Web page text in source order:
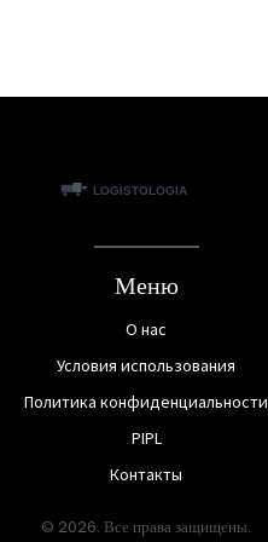
Меню
О нас
Условия использования
Политика конфиденциальности
PIPL
Контакты
© 2026. Все права защищены.